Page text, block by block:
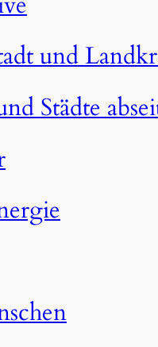
und
Städte